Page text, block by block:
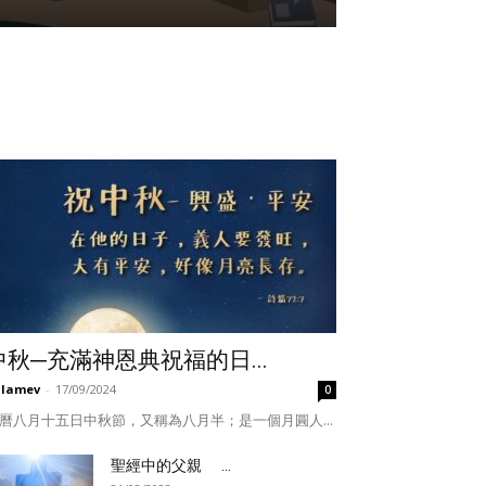
秋─充滿神恩典祝福的日...
- 17/09/2024 0
八月十五日中秋節，又稱為八月半；是一個月圓人...
聖經中的父親 ...